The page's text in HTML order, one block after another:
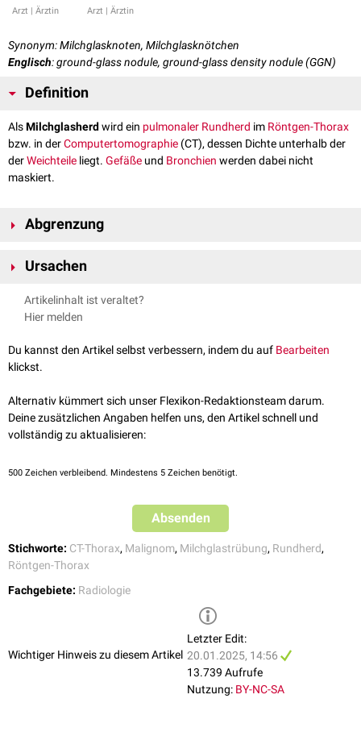
Arzt | Ärztin Arzt | Ärztin
Synonym: Milchglasknoten, Milchglasknötchen
Englisch: ground-glass nodule, ground-glass density nodule (GGN)
Definition
AlsMilchglasherd wird ein pulmonaler Rundherd im Röntgen-Thorax
bzw. in derComputertomographie (CT), dessen Dichte unterhalb der
derWeichteile liegt. Gefäße und Bronchien werden dabei nicht
maskiert.
Abgrenzung
teilsoliden Lungenrundherd.
Ursachen
Mögliche Ursachen eines Milchglasherds sind:
Präinvasive Adenokarzinomläsionen
Minimalinvasives Adenokarzinom,Invasives Adenokarzinom
Metastasen
fokale pulmonale Hämorrhagie
fokale interstitielle Lungenfibrose
siehe auch:Milchglastrübung,
Artikelinhalt ist veraltet?
Hier melden
Du kannst den Artikel selbst verbessern, indem du auf Bearbeiten
klickst.
Alternativ kümmert sich unser Flexikon-Redaktionsteam darum.
Deine zusätzlichen Angaben helfen uns, den Artikel schnell und
vollständig zu aktualisieren:
500 Zeichen verbleibend. Mindestens 5 Zeichen benötigt.
Absenden
Stichworte: CT-Thorax, Malignom, Milchglastrübung, Rundherd,
Röntgen-Thorax
Fachgebiete: Radiologie
Wichtiger Hinweis zu diesem Artikel
Letzter Edit:
20.01.2025, 14:56
13.739 Aufrufe
Nutzung: BY-NC-SA